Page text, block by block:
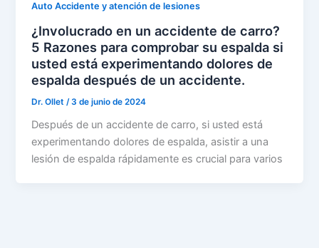
Auto Accidente y atención de lesiones
¿Involucrado en un accidente de carro?
5 Razones para comprobar su espalda si
usted está experimentando dolores de
espalda después de un accidente.
Dr. Ollet /3 de junio de 2024
Después de un accidente de carro, si usted está
experimentando dolores de espalda, asistir a una
lesión de espalda rápidamente es crucial para varios